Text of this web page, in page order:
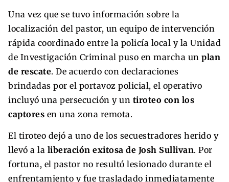
Una vez que se tuvo información sobre la
localización del pastor, un equipo de intervención
rápida coordinado entre la policía local y la Unidad
de Investigación Criminal puso en marcha un plan
de rescate. De acuerdo con declaraciones
brindadas por el portavoz policial, el operativo
incluyó una persecución y un tiroteo con los
captores en una zona remota.
El tiroteo dejó a uno de los secuestradores herido y
llevó a la liberación exitosa de Josh Sullivan. Por
fortuna, el pastor no resultó lesionado durante el
enfrentamiento y fue trasladado inmediatamente